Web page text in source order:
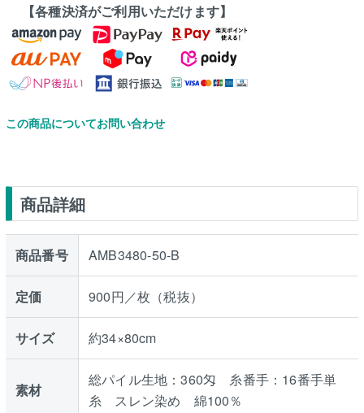
【各種決済がご利用いただけます】
この商品についてお問い合わせ
商品詳細
商品番号 AMB3480-50-B
定価 900円／枚（税抜）
サイズ 約34×80cm
素材
総パイル生地：360匁 糸番手：16番手単
糸 スレン染め 綿100％